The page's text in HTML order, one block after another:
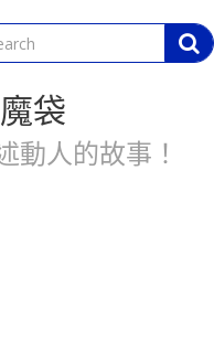
袋
動人的故事！